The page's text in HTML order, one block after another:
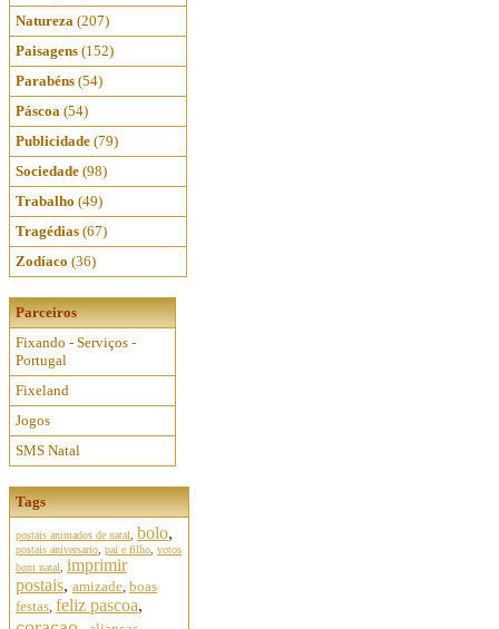
Natureza (207)
Paisagens (152)
Parabéns (54)
Páscoa (54)
Publicidade (79)
Sociedade (98)
Trabalho (49)
Tragédias (67)
Zodíaco (36)
Parceiros
Fixando - Serviços -
Portugal
Fixeland
Jogos
SMS Natal
Tags
postais animados de natal bolo,
postais aniversario pai e filho votos
bom natal
imprimir
postais, amizade, boas
festas, feliz pascoa,